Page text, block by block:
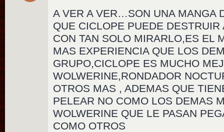
A VER A VER…SON UNA MANGA
QUE CICLOPE PUEDE
CON TAN SOLO MIRARLO,ES EL
MAS EXPERIENCIA QUE LOS
GRUPO,CICLOPE ES MUCHO
WOLWERINE,RONDADOR
OTROS MAS , ADEMAS QUE
PELEAR NO COMO LOS DEMAS
WOLWERINE QUE LE PASAN
COMO OTROS